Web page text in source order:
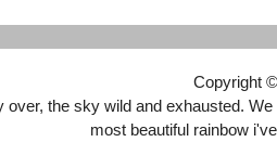
Copyright
the sky wild and exhausted.
most beautiful rainbow